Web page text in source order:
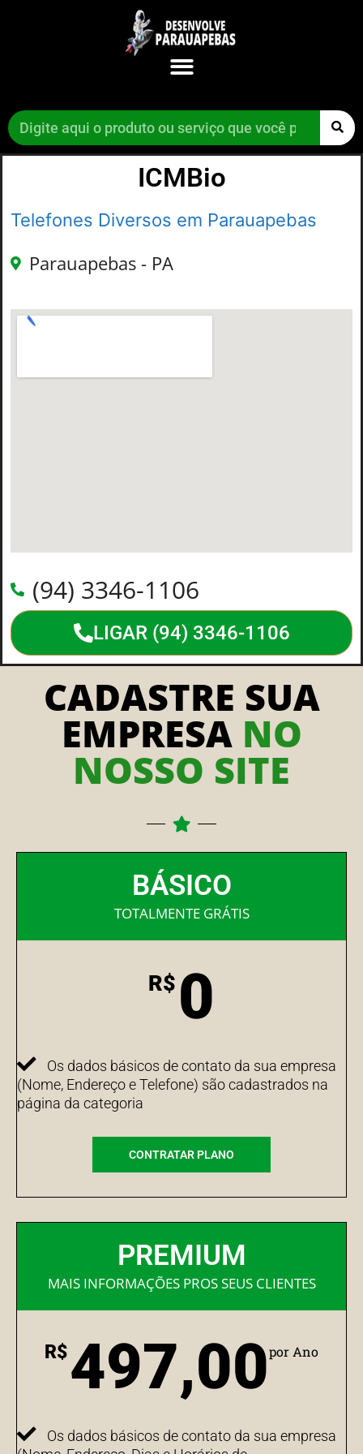
ICMBio
Telefones Diversos em Parauapebas
Parauapebas - PA
(94) 3346-1106
LIGAR (94) 3346-1106
CADASTRE SUA
EMPRESA NO
NOSSO SITE
BÁSICO
TOTALMENTE GRÁTIS
R$ 0
Os dados básicos de contato da sua empresa
(Nome, Endereço e Telefone) são cadastrados na
página da categoria
CONTRATAR PLANO
PREMIUM
MAIS INFORMAÇÕES PROS SEUS CLIENTES
R$497,00por Ano
Os dados básicos de contato da sua empresa